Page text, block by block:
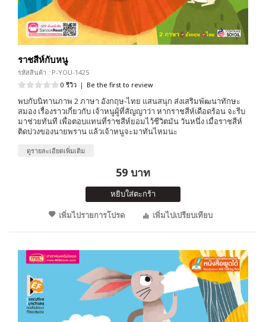
ราชสีห์กับหนู
รหัสสินค้า : P-YOU-1425
0 รีวิว | Be the first to review
พบกับนิทานภาพ 2 ภาษา อังกฤษ-ไทย แสนสนุก ส่งเสริมพัฒนาทักษะ
สมอง เรื่องราวเกี่ยวกับ เจ้าหนูผู้ที่สัญญาว่า หากราชสีห์เดือดร้อน จะรีบ
มาช่วยทันที เพื่อตอบแทนที่ราชสีห์ยอมไว้ชีวิตมัน วันหนึ่ง เมื่อราชสีห์
ติดบ่วงของนายพราน แล้วเจ้าหนูจะมาทันไหมนะ
ดูรายละเอียดเพิ่มเติม
59 บาท
หยิบใส่ตะกร้า
เพิ่มไปรายการโปรด
เพิ่มไปเปรียบเทียบ